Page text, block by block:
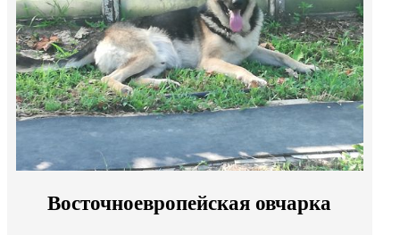
Восточноевропейская овчарка